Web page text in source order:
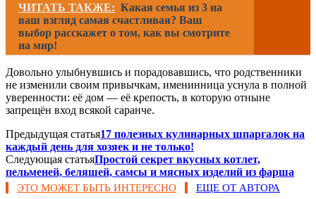
ЧИТАТЬ ТАКЖЕ: Какая семья из 3 на
ваш взгляд самая счастливая? Ваш
выбор расскажет о том, как вы смотрите
на мир!
Довольно улыбнувшись и порадовавшись, что родственники
не изменили своим привычкам, именинница уснула в полной
уверенности: её дом — её крепость, в которую отныне
запрещён вход всякой саранче.
Предыдущая статья17 полезных кулинарных шпаргалок на
каждый день для хозяек и не только!
Следующая статьяПростой секрет вкусных котлет,
пельменей, беляшей, самсы и мясных изделий из фарша
ЭТО МОЖЕТ БЫТЬ ИНТЕРЕСНО ЕЩЕ ОТ АВТОРА